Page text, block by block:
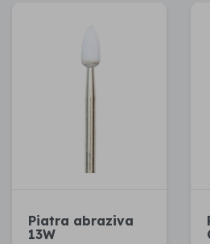
Piatra abraziva
13W